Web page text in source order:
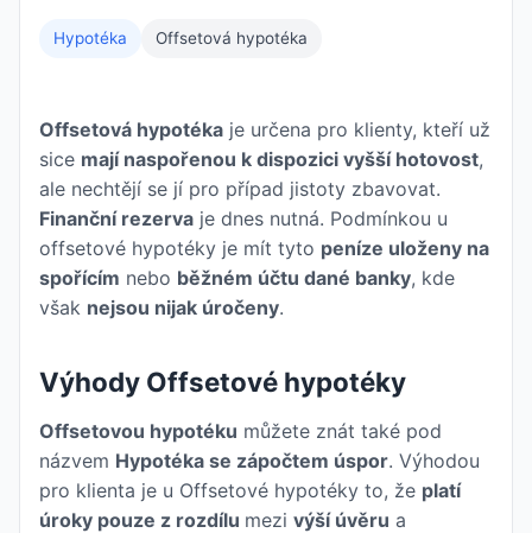
Hypotéka Offsetová hypotéka
Offsetová hypotéka je určena pro klienty, kteří už
sice mají naspořenou k dispozici vyšší hotovost,
ale nechtějí se jí pro případ jistoty zbavovat.
Finanční rezerva je dnes nutná. Podmínkou u
offsetové hypotéky je mít tyto peníze uloženy na
spořícím nebo běžném účtu dané banky, kde
však nejsou nijak úročeny.
Výhody Offsetové hypotéky
Offsetovou hypotéku můžete znát také pod
názvem Hypotéka se zápočtem úspor. Výhodou
pro klienta je u Offsetové hypotéky to, že platí
úroky pouze z rozdílu mezi výší úvěru a